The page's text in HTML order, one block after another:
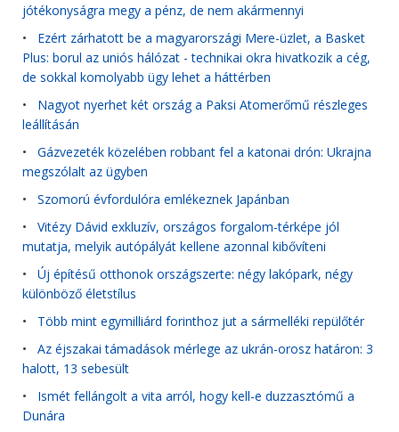
jótékonyságra megy a pénz, de nem akármennyi
• Ezért zárhatott be a magyarországi Mere-üzlet, a Basket
Plus: borul az uniós hálózat - technikai okra hivatkozik a cég,
de sokkal komolyabb ügy lehet a háttérben
• Nagyot nyerhet két ország a Paksi Atomerőmű részleges
leállításán
• Gázvezeték közelében robbant fel a katonai drón: Ukrajna
megszólalt az ügyben
• Szomorú évfordulóra emlékeznek Japánban
• Vitézy Dávid exkluzív, országos forgalom-térképe jól
mutatja, melyik autópályát kellene azonnal kibővíteni
• Új építésű otthonok országszerte: négy lakópark, négy
különböző életstílus
• Több mint egymilliárd forinthoz jut a sármelléki repülőtér
• Az éjszakai támadások mérlege az ukrán-orosz határon: 3
halott, 13 sebesült
• Ismét fellángolt a vita arról, hogy kell-e duzzasztómű a
Dunára